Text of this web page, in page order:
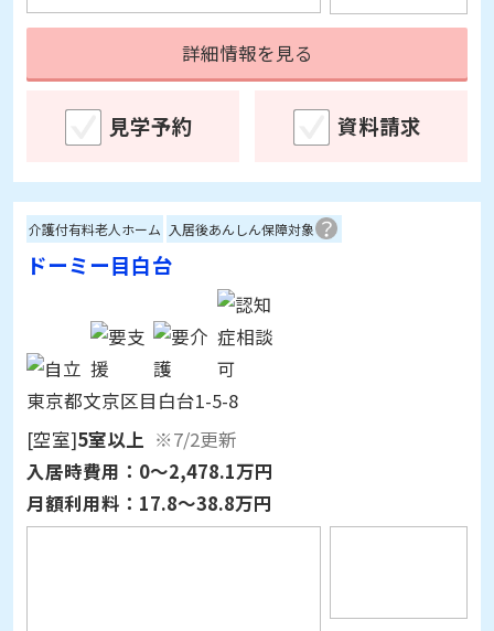
見学予約
ドーミー目白台
東京都文京区目白台1-5-8
[空室]5室以上
※7/2更新
入居時費用：0～2,478.1万円
月額利用料：17.8～38.8万円